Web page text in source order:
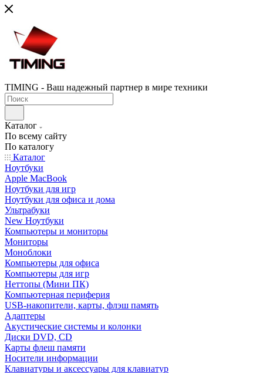
TIMING - Ваш надежный партнер в мире техники
Каталог
По всему сайту
По каталогу
Каталог
Ноутбуки
Apple MacBook
Ноутбуки для игр
Ноутбуки для офиса и дома
Ультрабуки
New Ноутбуки
Компьютеры и мониторы
Мониторы
Моноблоки
Компьютеры для офиса
Компьютеры для игр
Неттопы (Мини ПК)
Компьютерная периферия
USB-накопители, карты, флэш память
Адаптеры
Акустические системы и колонки
Диски DVD, CD
Карты флеш памяти
Носители информации
Клавиатуры и аксессуары для клавиатур